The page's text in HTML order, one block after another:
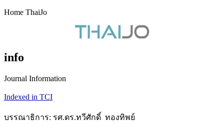
Home ThaiJo
info
Journal Information
Indexed in TCI
บรรณาธิการ: รศ.ดร.ทวีศักดิ์ ทองทิพย์